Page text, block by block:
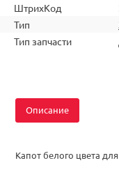
ШтрихКод
Тип
Тип запчасти
Описание
Капот белого цвета